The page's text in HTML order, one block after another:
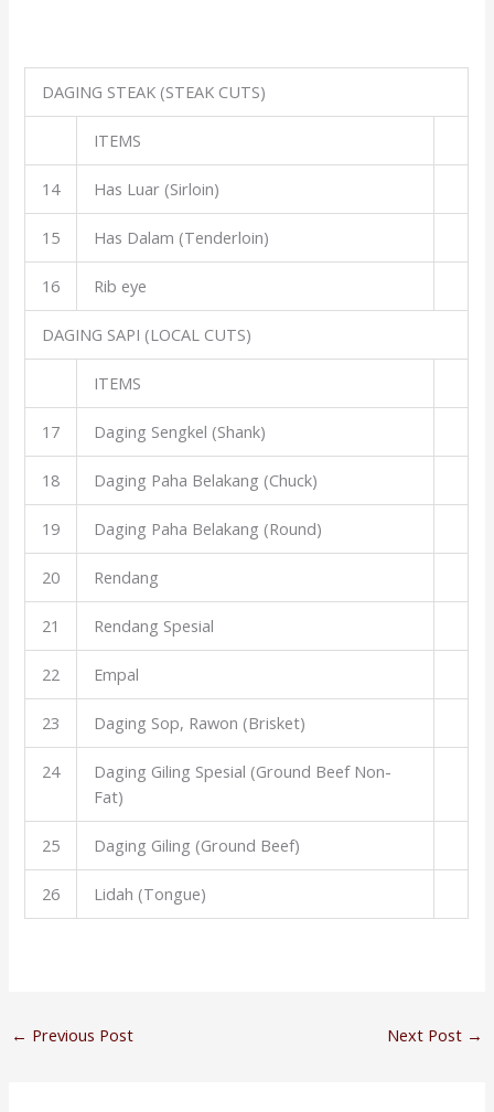
DAGING STEAK (STEAK CUTS)
ITEMS
14 Has Luar (Sirloin)
15 Has Dalam (Tenderloin)
16 Rib eye
DAGING SAPI (LOCAL CUTS)
ITEMS
17 Daging Sengkel (Shank)
18 Daging Paha Belakang (Chuck)
19 Daging Paha Belakang (Round)
20 Rendang
21 Rendang Spesial
22 Empal
23 Daging Sop, Rawon (Brisket)
24
Daging Giling Spesial (Ground Beef Non-
Fat)
25 Daging Giling (Ground Beef)
26 Lidah (Tongue)
← Previous Post Next Post →